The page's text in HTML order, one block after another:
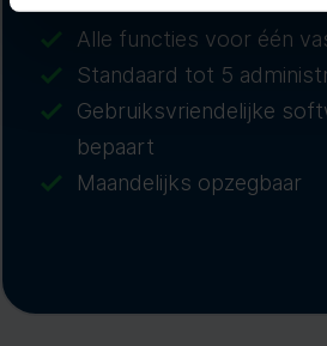
Alle functies voor één
Standaard tot 5
Gebruiksvriendelijke
bepaart
Maandelijks opzegbaar